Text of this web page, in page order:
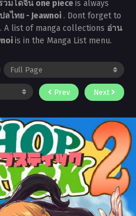
วมโดจิน one pieceis always
ไทย - Jeawnoi . Dont forget to
A list of manga collections อ่าน
is in the Manga List menu.
Prev Next